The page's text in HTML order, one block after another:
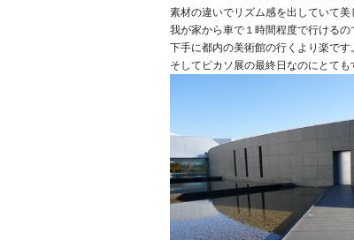
素材の違いでリズム感を出していて美
我が家から車で１時間程度で行けるの
下手に都内の美術館の行くより楽です。
そしてピカソ展の最終日なのにとても